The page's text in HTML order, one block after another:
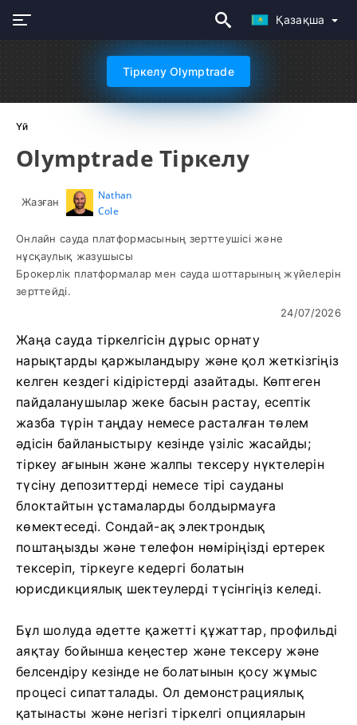
Қазақша
Тіркелу Olymptrade
Үй
Olymptrade Тіркелу
Жазған
Nathan
Cole
Онлайн сауда платформасының зерттеушісі және
нұсқаулық жазушысы
Брокерлік платформалар мен сауда шоттарының жүйелерін
зерттейді.
24/07/2026
Жаңа сауда тіркелгісін дұрыс орнату
нарықтарды қаржыландыру және қол жеткізгіңіз
келген кездегі кідірістерді азайтады. Көптеген
пайдаланушылар жеке басын растау, есептік
жазба түрін таңдау немесе расталған төлем
әдісін байланыстыру кезінде үзіліс жасайды;
тіркеу ағынын және жалпы тексеру нүктелерін
түсіну депозиттерді немесе тірі сауданы
блоктайтын ұстамаларды болдырмауға
көмектеседі. Сондай-ақ электрондық
поштаңызды және телефон нөміріңізді ертерек
тексеріп, тіркеуге кедергі болатын
юрисдикциялық шектеулерді түсінгіңіз келеді.
Бұл шолуда әдетте қажетті құжаттар, профильді
аяқтау бойынша кеңестер және тексеру және
белсендіру кезінде не болатынын қосу жұмыс
процесі сипатталады. Ол демонстрациялық
қатынасты және негізгі тіркелгі опцияларын